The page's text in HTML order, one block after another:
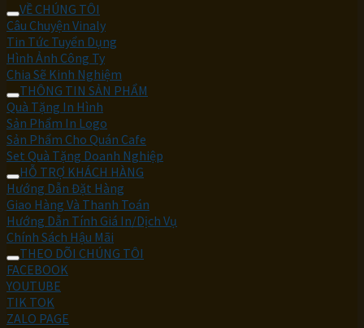
VỀ CHÚNG TÔI
Câu Chuyện Vinaly
Tin Tức Tuyển Dụng
Hình Ảnh Công Ty
Chia Sẽ Kinh Nghiệm
THÔNG TIN SẢN PHẨM
Quà Tặng In Hình
Sản Phẩm In Logo
Sản Phẩm Cho Quán Cafe
Set Quà Tặng Doanh Nghiệp
HỖ TRỢ KHÁCH HÀNG
Hướng Dẫn Đặt Hàng
Giao Hàng Và Thanh Toán
Hướng Dẫn Tính Giá In/Dịch Vụ
Chính Sách Hậu Mãi
THEO DÕI CHÚNG TÔI
FACEBOOK
YOUTUBE
TIK TOK
ZALO PAGE